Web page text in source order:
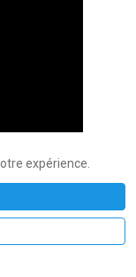
expérience.